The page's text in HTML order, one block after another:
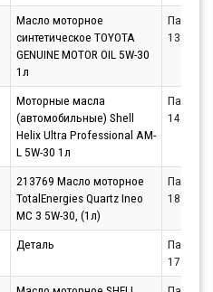
Масло моторное
синтетическое TOYOTA
GENUINE MOTOR OIL 5W-30
1л
Партнёр
Моторные масла
(автомобильные) Shell
Helix Ultra Professional AM-
L 5W-30 1л
Партнёр
213769 Масло моторное
TotalEnergies Quartz Ineo
MC 3 5W-30, (1л)
Партнёр
Деталь
Партнёр